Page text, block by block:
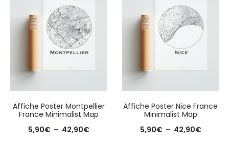
Affiche Poster Montpellier
France Minimalist Map
5,90€ – 42,90€Plage
Affiche Poster Nice France
Minimalist Map
5,90€ – 42,90€Plage